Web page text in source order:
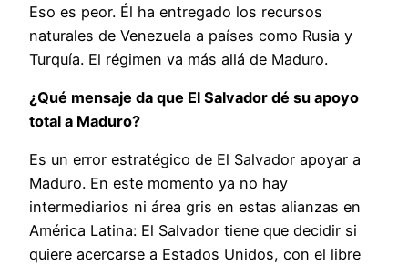
Eso es peor. Él ha entregado los recursos
naturales de Venezuela a países como Rusia y
Turquía. El régimen va más allá de Maduro.
¿Qué mensaje da que El Salvador dé su apoyo
total a Maduro?
Es un error estratégico de El Salvador apoyar a
Maduro. En este momento ya no hay
intermediarios ni área gris en estas alianzas en
América Latina: El Salvador tiene que decidir si
quiere acercarse a Estados Unidos, con el libre